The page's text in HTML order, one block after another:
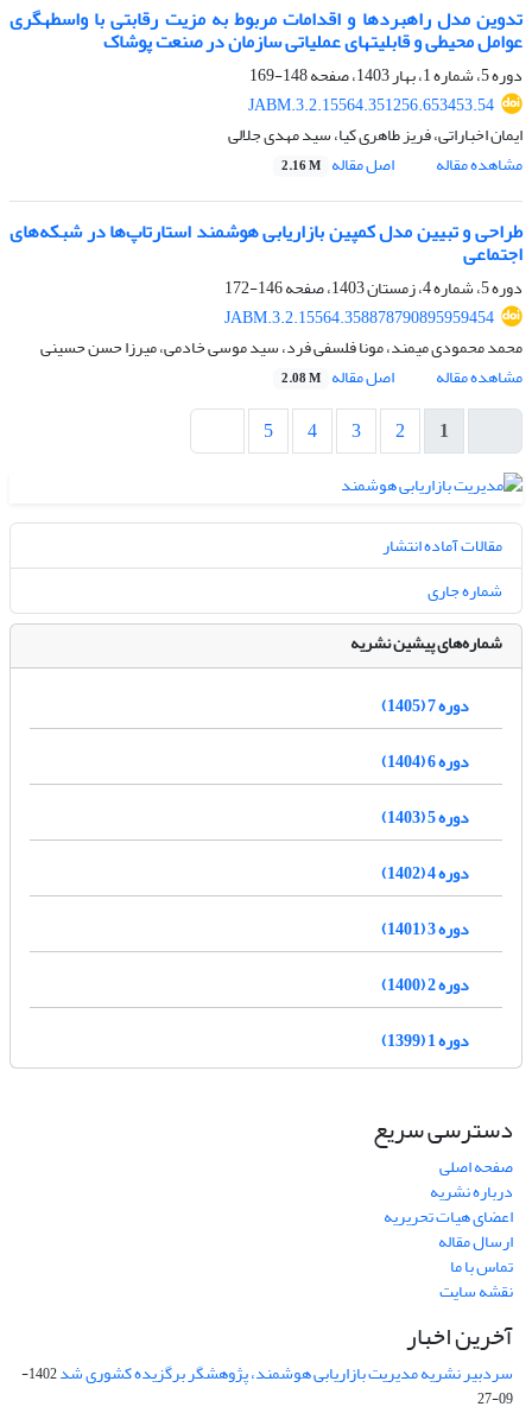
تدوین مدل راهبردها و اقدامات مربوط به مزیت رقابتی با واسطهگری
عوامل محیطی و قابلیتهای عملیاتی سازمان در صنعت پوشاک
دوره 5، شماره 1، بهار 1403، صفحه
148-169
JABM.3.2.15564.351256.653453.54
ایمان اخباراتی، فریز طاهری کیا، سید مهدی جلالی
مشاهده مقاله
اصل مقاله 2.16 M
طراحی و تبیین مدل کمپین بازاریابی هوشمند استارتاپ‌ها در شبکه‌های
اجتماعی
دوره 5، شماره 4، زمستان 1403، صفحه
146-172
JABM.3.2.15564.358878790895959454
محمد محمودی میمند، مونا فلسفی فرد، سید موسی خادمی، میرزا حسن حسینی
مشاهده مقاله
اصل مقاله 2.08 M
1
2
3
4
5
مقالات آماده انتشار
شماره جاری
شماره‌های پیشین نشریه
دوره 7 (1405)
دوره 6 (1404)
دوره 5 (1403)
دوره 4 (1402)
دوره 3 (1401)
دوره 2 (1400)
دوره 1 (1399)
دسترسی سریع
صفحه اصلی
درباره نشریه
اعضای هیات تحریریه
ارسال مقاله
تماس با ما
نقشه سایت
آخرین اخبار
سردبیر نشریه مدیریت بازاریابی هوشمند، پژوهشگر برگزیده کشوری شد
1402-
09-27